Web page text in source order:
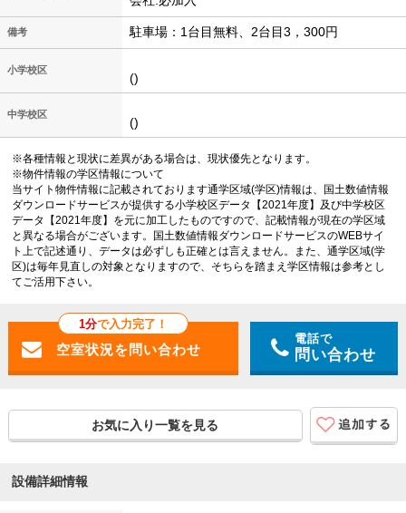
備考 駐車場：1台目無料、2台目3，300円
小学校区
()
中学校区
()
※各種情報と現状に差異がある場合は、現状優先となります。
※物件情報の学区情報について
当サイト物件情報に記載されております通学区域(学区)情報は、国土数値情報
ダウンロードサービスが提供する小学校区データ【2021年度】及び中学校区
データ【2021年度】を元に加工したものですので、記載情報が現在の学区域
と異なる場合がございます。国土数値情報ダウンロードサービスのWEBサイ
ト上で記述通り、データは必ずしも正確とは言えません。また、通学区域(学
区)は毎年見直しの対象となりますので、そちらを踏まえ学区情報は参考とし
てご活用下さい。
1分で入力完了！
電話で
問い合わせ
お気に入り一覧を見る
設備詳細情報